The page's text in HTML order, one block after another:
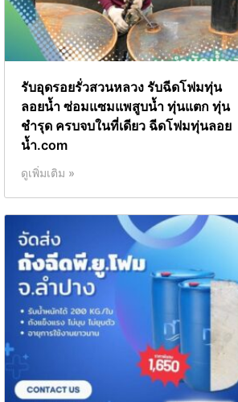
รับอุดรอยรั่วสวนหลวง รับฉีดโฟมทุ่น
ลอยน้ำ ซ่อมแซมแพสูบน้ำ ทุ่นแตก ทุ่น
ชำรุด ครบจบในที่เดียว ฉีดโฟมทุ่นลอย
น้ำ.com
ดูเพิ่มเติม »